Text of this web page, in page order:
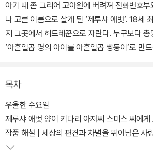
아기 때 존 그리어 고아원에 버려져 전화번호부
나 고른 이름으로 살게 된 ‘제루샤 애벗’. 18세
지 그곳에서 허드레꾼으로 자란다. 누구보다
‘아흔일곱 명의 아이를 아흔일곱 쌍둥이’로 만
그런데 우연히 그 글을 읽은 익명의 후원자가 대
다. 조건은 단 하나, 작가가 되기 위해 성실히 공
매달 한 통의 편지를 쓸 것! 그녀는 스스로 이름
지의 후원자 ‘키다리 아저씨’에게 편지를 쓰기 시
목차
우울한 수요일
제루샤 애벗 양이 키다리 아저씨 스미스 씨에게
작품 해설 | 세상의 편견과 차별을 뛰어넘은 사